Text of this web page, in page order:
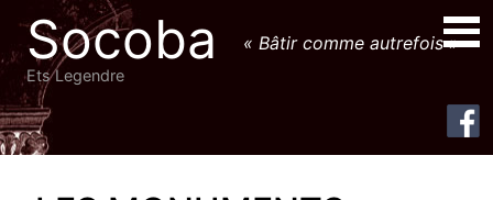
Socoba
Ets Legendre
« Bâtir comme autrefois »
Primary Menu